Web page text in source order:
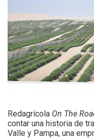
Redagrícola On The
contar una historia de
Valle y Pampa, una